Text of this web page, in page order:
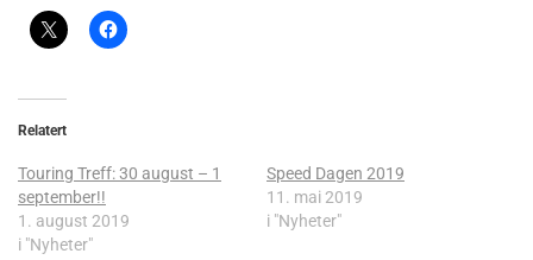
Relatert
Touring Treff: 30 august – 1
september!!
1. august 2019
i "Nyheter"
Speed Dagen 2019
11. mai 2019
i "Nyheter"